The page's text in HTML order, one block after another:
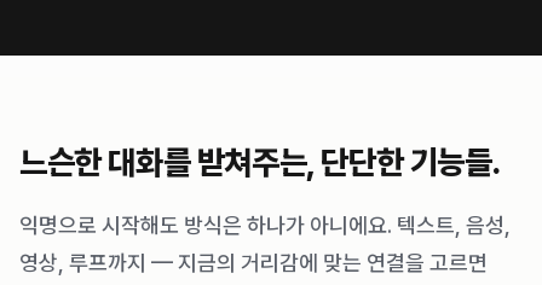
느슨한 대화를 받쳐주는, 단단한 기능들.
익명으로 시작해도 방식은 하나가 아니에요. 텍스트, 음성,
영상, 루프까지 — 지금의 거리감에 맞는 연결을 고르면